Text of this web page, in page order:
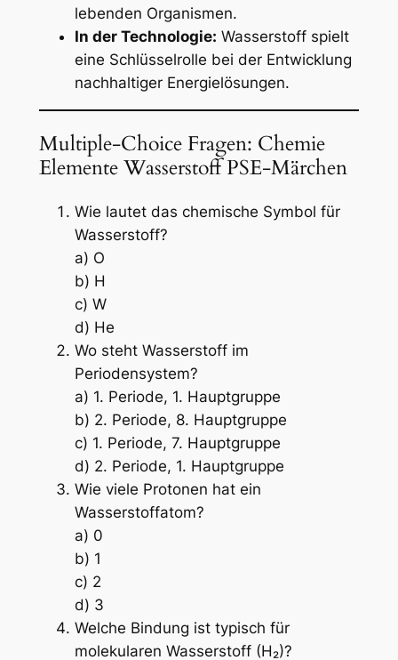
lebenden Organismen.
In der Technologie: Wasserstoff spielt
eine Schlüsselrolle bei der Entwicklung
nachhaltiger Energielösungen.
Multiple-Choice Fragen: Chemie
Elemente Wasserstoff PSE-Märchen
Wie lautet das chemische Symbol für
Wasserstoff?
a) O
b) H
c) W
d) He
Wo steht Wasserstoff im
Periodensystem?
a) 1. Periode, 1. Hauptgruppe
b) 2. Periode, 8. Hauptgruppe
c) 1. Periode, 7. Hauptgruppe
d) 2. Periode, 1. Hauptgruppe
Wie viele Protonen hat ein
Wasserstoffatom?
a) 0
b) 1
c) 2
d) 3
Welche Bindung ist typisch für
molekularen Wasserstoff (H₂)?